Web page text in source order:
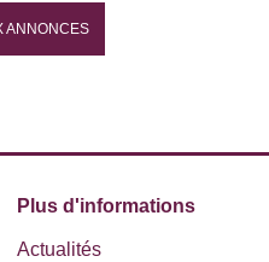
ANNONCES
Plus d'informations
Actualités